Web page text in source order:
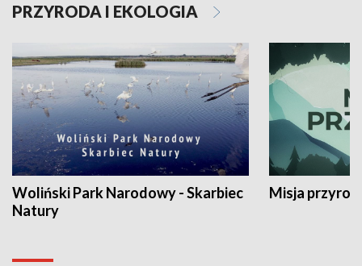
PRZYRODA I EKOLOGIA
Woliński Park Narodowy - Skarbiec
Natury
Misja